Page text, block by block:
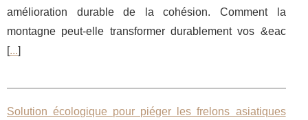
amélioration durable de la cohésion. Comment la
montagne peut-elle transformer durablement vos &eac
[...]
Solution écologique pour piéger les frelons asiatiques